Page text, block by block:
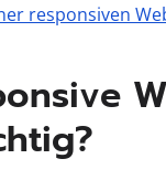
responsiven